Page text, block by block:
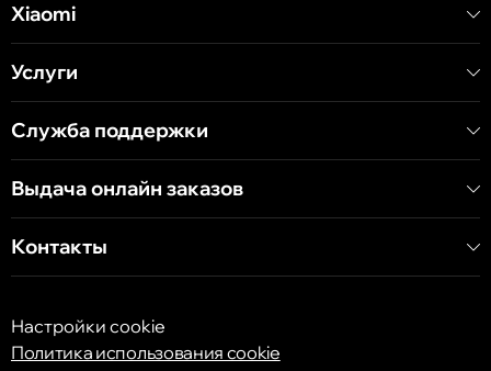
Кишинёв
ул. Арборилор 21, CC «Shopping MallDova»
Xiaomi
Услуги
Служба поддержки
Выдача онлайн заказов
Контакты
Настройки cookie
Политика использования cookie